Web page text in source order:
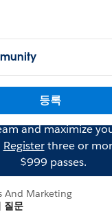
등록
and maximize
Registerthree or
$999 passes.
And Marketing
질문